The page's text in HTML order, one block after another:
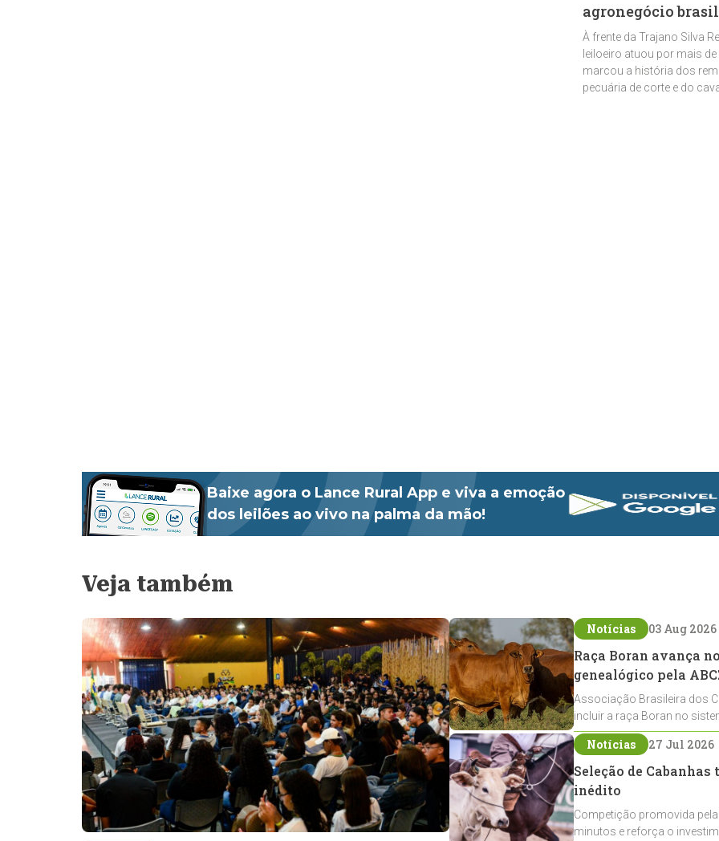
agronegócio
À frente da Trajano Silva
leiloeiro atuou por mais
marcou a história dos
pecuária de corte e do
Baixe agora o Lance Rural App e viva a emoção
dos leilões ao vivo na palma da mão!
Veja também
Notícias 03 Aug 2026
Raça Boran avança
genealógico pela
Associação Brasileira dos
incluir a raça Boran no
expansão na pecuária
Notícias 27 Jul 2026
Seleção de
inédito
Competição promovida
minutos e reforça o